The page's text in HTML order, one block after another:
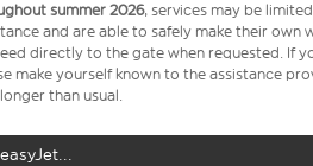
summer 2026, services may be
and are able to safely make their
directly to the gate when requested. If
make yourself known to the assistance
than usual.